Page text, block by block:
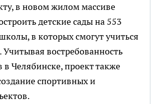
в новом жилом массиве
детские сады на 553
в которых смогут учиться
Учитывая востребованность
в Челябинске, проект также
спортивных и